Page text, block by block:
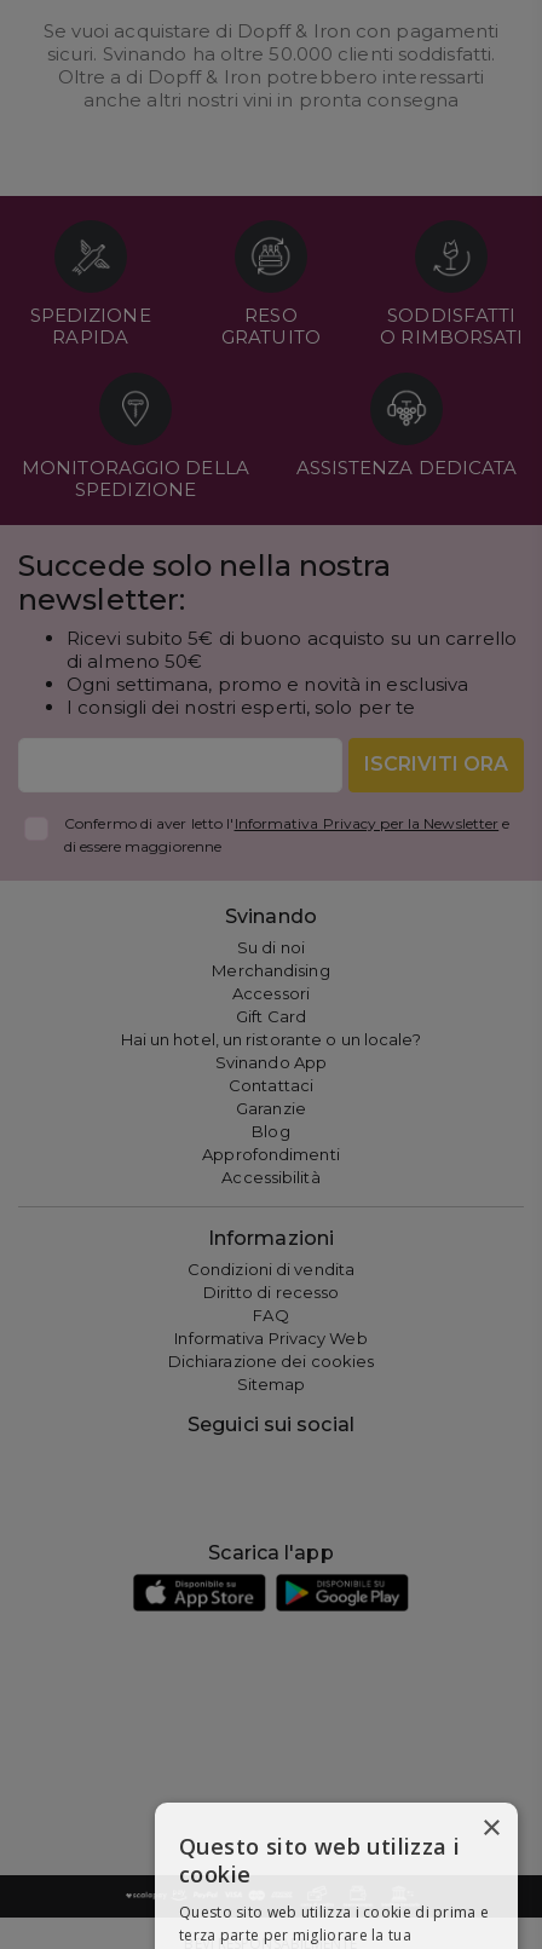
Se vuoi acquistare di Dopff & Iron con pagamenti
sicuri. Svinando ha oltre 50.000 clienti soddisfatti.
Oltre a di Dopff & Iron potrebbero interessarti
anche altri nostri vini in pronta consegna
SPEDIZIONE
RAPIDA
RESO
GRATUITO
SODDISFATTI
O RIMBORSATI
MONITORAGGIO DELLA
SPEDIZIONE
ASSISTENZA DEDICATA
Succede solo nella nostra
newsletter:
Ricevi subito 5€ di buono acquisto su un carrello
di almeno 50€
Ogni settimana, promo e novità in esclusiva
I consigli dei nostri esperti, solo per te
ISCRIVITI ORA
Confermo di aver letto l' Informativa Privacy per la Newsletter e
di essere maggiorenne
Svinando
Su di noi
Merchandising
Accessori
Gift Card
Hai un hotel, un ristorante o un locale?
Svinando App
Contattaci
Garanzie
Blog
Approfondimenti
Accessibilità
Informazioni
Condizioni di vendita
Diritto di recesso
FAQ
Informativa Privacy Web
Dichiarazione dei cookies
Sitemap
Seguici sui social
Scarica l'app
BEVI RESPONSABILMENTE
×
Questo sito web utilizza i
cookie
Questo sito web utilizza i cookie di prima e
terza parte per migliorare la tua